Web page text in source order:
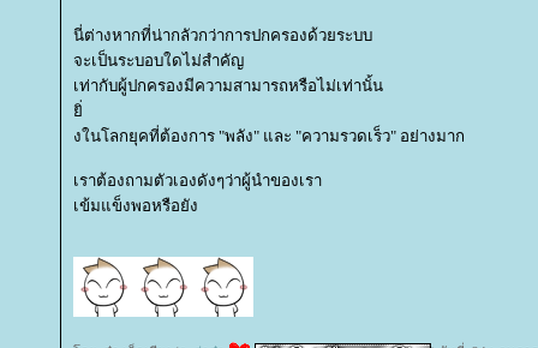
นี่ต่างหากที่น่ากลัวกว่าการปกครองด้วยระบบ
จะเป็นระบอบใดไม่สำคัญ
เท่ากับผู้ปกครองมีความสามารถหรือไม่เท่านั้น
ิ่
งในโลกยุคที่ต้องการ "พลัง" และ "ความรวดเร็ว" อย่างมาก
เราต้องถามตัวเองดังๆว่าผู้นำของเรา
เข้มแข็งพอหรือยัง